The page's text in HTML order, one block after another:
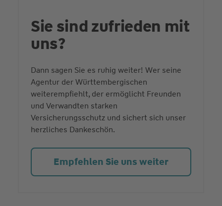
Sie sind zufrieden mit
uns?
Dann sagen Sie es ruhig weiter! Wer seine
Agentur der Württembergischen
weiterempfiehlt, der ermöglicht Freunden
und Verwandten starken
Versicherungsschutz und sichert sich unser
herzliches Dankeschön.
Empfehlen Sie uns weiter